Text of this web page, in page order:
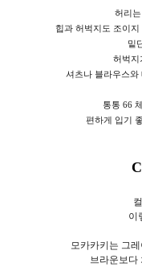
허리
힙과 허벅지도 조이
밑
허벅지
셔츠나 블라우스와
통통 66
편하게 입기
이
모카카키는 그
브라운보다